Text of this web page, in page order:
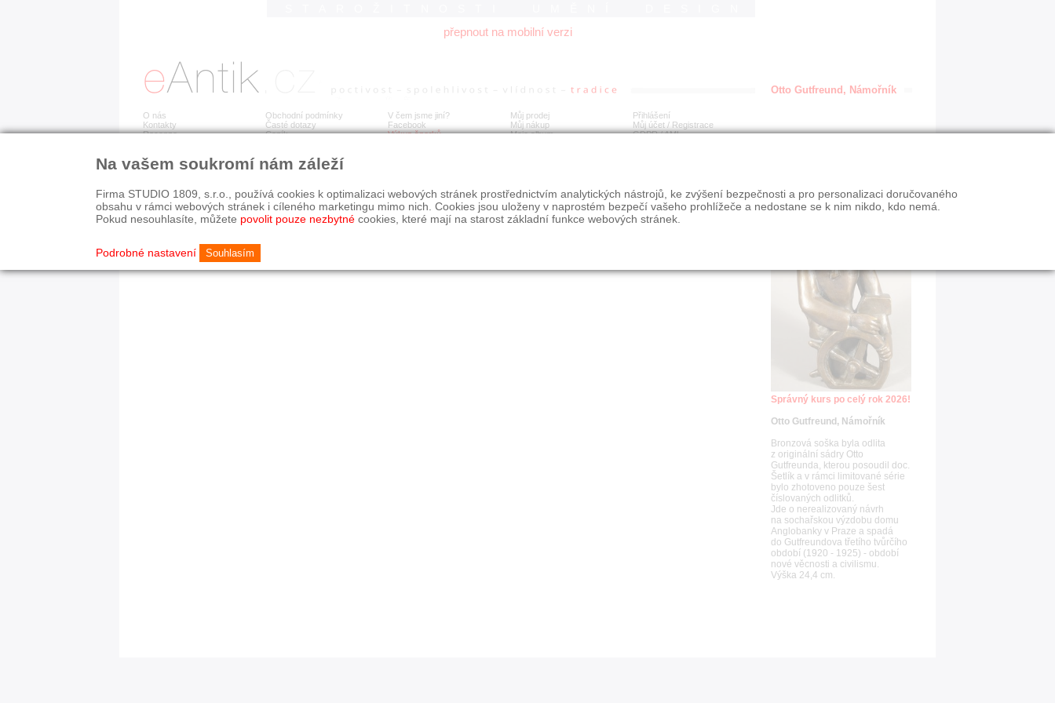
přepnout na mobilní verzi
O nás
Kontakty
Recenze
Obchodní podmínky
Časté dotazy
Ceník
V čem jsme jiní?
Facebook
Výkup šperků
Můj prodej
Můj nákup
Moje album
Přihlášení
Můj účet / Registrace
GDPR/AML
Detail položky již není dostupný.
© 2003-2026 STUDIO 1809, s.r.o.
Otto Gutfreund, Námořník
Správný kurs po celý rok 2026!
Otto Gutfreund, Námořník
Bronzová soška byla odlita
z originální sádry Otto
Gutfreunda, kterou posoudil doc.
Šetlík a v rámci limitované série
bylo zhotoveno pouze šest
číslovaných odlitků.
Jde o nerealizovaný návrh
na sochařskou výzdobu domu
Anglobanky v Praze a spadá
do Gutfreundova třetího tvůrčího
období (1920 - 1925) - období
nové věcnosti a civilismu.
Výška 24,4 cm.
Na vašem soukromí nám záleží
Firma STUDIO 1809, s.r.o., používá cookies k optimalizaci webových stránek prostřednictvím analytických nástrojů, ke zvýšení bezpečnosti a pro personalizaci doručovaného
obsahu v rámci webových stránek i cíleného marketingu mimo nich. Cookies jsou uloženy v naprostém bezpečí vašeho prohlížeče a nedostane se k nim nikdo, kdo nemá.
Pokud nesouhlasíte, můžete povolit pouze nezbytné cookies, které mají na starost základní funkce webových stránek.
Podrobné nastavení Souhlasím